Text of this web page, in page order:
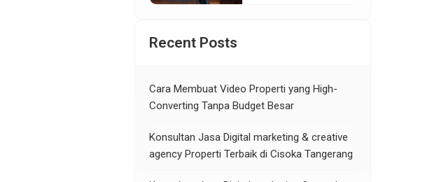
Recent Posts
Cara Membuat Video Properti yang High-
Converting Tanpa Budget Besar
Konsultan Jasa Digital marketing & creative
agency Properti Terbaik di Cisoka Tangerang